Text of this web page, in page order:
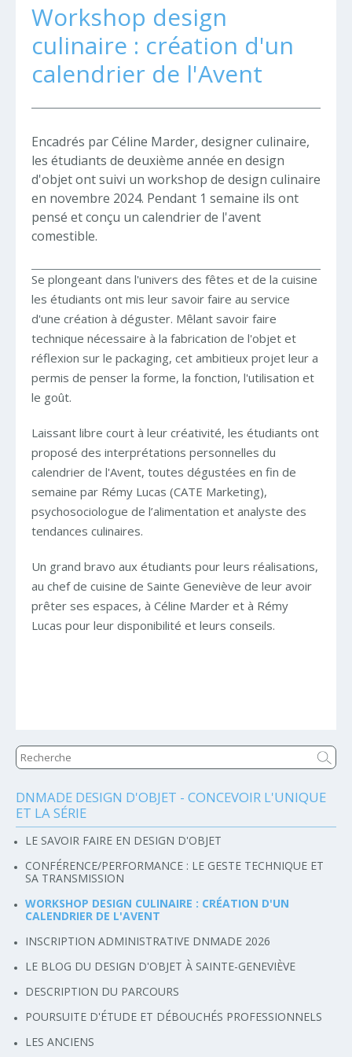
Workshop design
culinaire : création d'un
calendrier de l'Avent
Encadrés par Céline Marder, designer culinaire,
les étudiants de deuxième année en design
d'objet ont suivi un workshop de design culinaire
en novembre 2024. Pendant 1 semaine ils ont
pensé et conçu un calendrier de l'avent
comestible.
Se plongeant dans l'univers des fêtes et de la cuisine
les étudiants ont mis leur savoir faire au service
d'une création à déguster. Mêlant savoir faire
technique nécessaire à la fabrication de l'objet et
réflexion sur le packaging, cet ambitieux projet leur a
permis de penser la forme, la fonction, l'utilisation et
le goût.
Laissant libre court à leur créativité, les étudiants ont
proposé des interprétations personnelles du
calendrier de l'Avent, toutes dégustées en fin de
semaine par Rémy Lucas (CATE Marketing),
psychosociologue de l’alimentation et analyste des
tendances culinaires.
Un grand bravo aux étudiants pour leurs réalisations,
au chef de cuisine de Sainte Geneviève de leur avoir
prêter ses espaces, à Céline Marder et à Rémy
Lucas pour leur disponibilité et leurs conseils.
Navigation
DNMADE DESIGN D'OBJET - CONCEVOIR L'UNIQUE
ET LA SÉRIE
LE SAVOIR FAIRE EN DESIGN D'OBJET
CONFÉRENCE/PERFORMANCE : LE GESTE TECHNIQUE ET
SA TRANSMISSION
WORKSHOP DESIGN CULINAIRE : CRÉATION D'UN
CALENDRIER DE L'AVENT
INSCRIPTION ADMINISTRATIVE DNMADE 2026
LE BLOG DU DESIGN D'OBJET À SAINTE-GENEVIÈVE
DESCRIPTION DU PARCOURS
POURSUITE D'ÉTUDE ET DÉBOUCHÉS PROFESSIONNELS
LES ANCIENS